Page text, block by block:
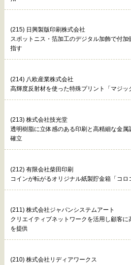
(215) 日興製版印刷株式会社
スポットニス・箔加工のデジタル加飾で付加
指す
(214) 八欧産業株式会社
高輝度反射材を使った特殊プリント「マジ
(213) 株式会社技光堂
透明樹脂に立体感のある印刷と高精細な金
確立
(212) 有限会社柴田印刷
コインが転がるオリジナル紙製貯金箱「コロ
(211) 株式会社ジャパンシステムアート
クリエイティブネットワークを活用し顧客
を提供
(210) 株式会社リディアワークス